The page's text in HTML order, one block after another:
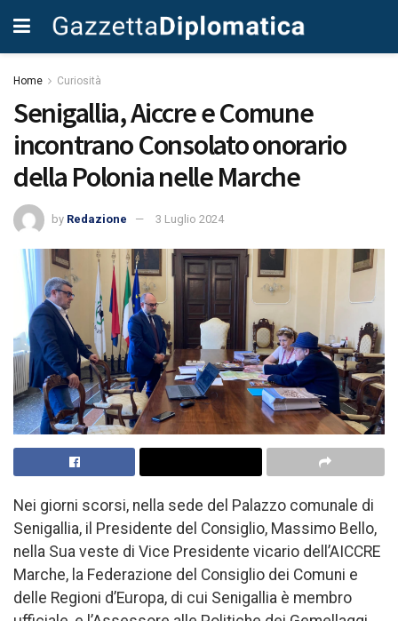
Home Curiosità
Senigallia, Aiccre e Comune
incontrano Consolato onorario
della Polonia nelle Marche
by Redazione 3 Luglio 2024
Nei giorni scorsi, nella sede del Palazzo comunale di
Senigallia, il Presidente del Consiglio, Massimo Bello,
nella Sua veste di Vice Presidente vicario dell’AICCRE
Marche, la Federazione del Consiglio dei Comuni e
delle Regioni d’Europa, di cui Senigallia è membro